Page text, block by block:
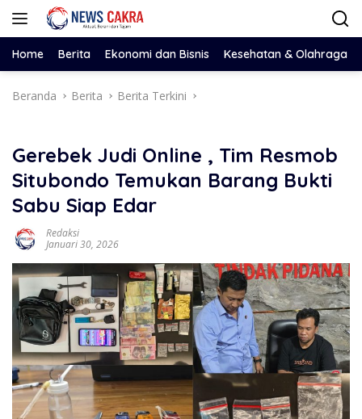
Langsung
Home Berita Ekonomi dan Bisnis Kesehatan & Olahraga
Beranda Berita Berita Terkini
Gerebek Judi Online , Tim Resmob
Situbondo Temukan Barang Bukti
Sabu Siap Edar
Redaksi
Januari 30, 2026